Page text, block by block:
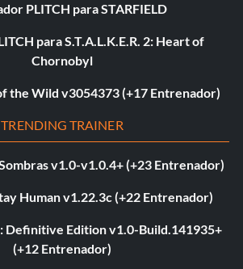
PLITCH para STARFIELD
para S.T.A.L.K.E.R. 2: Heart of
Chornobyl
the Wild v3054373 (+17 Entrenador)
TRENDING TRAINER
v1.0-v1.0.4+ (+23 Entrenador)
Human v1.22.3c (+22 Entrenador)
Definitive Edition v1.0-Build.141935+
(+12 Entrenador)